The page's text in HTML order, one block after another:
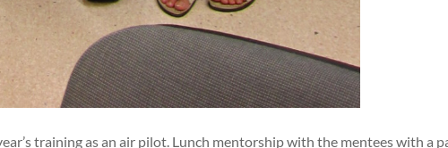
training as an air pilot. Lunch mentorship with the mentees with a